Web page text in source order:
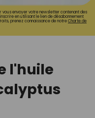
vous envoyer votre newsletter contenant des
en utilisant le lien de désabonnement
prenez connaissance de notreCharte de
l'huile